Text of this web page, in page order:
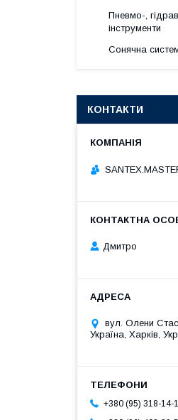
Пневмо-,
інструменти
Сонячна
КОНТАКТИ
Дмитро
вул. Олени
Україна, Харків,
+380 (95) 318-14-